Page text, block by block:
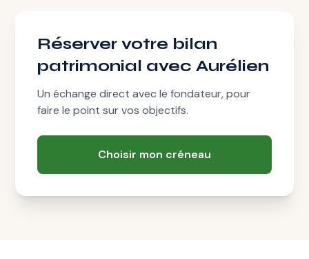
Réserver votre bilan
patrimonial avec Aurélien
Un échange direct avec le fondateur, pour
faire le point sur vos objectifs.
Choisir mon créneau